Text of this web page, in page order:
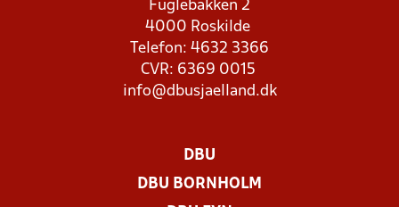
Fuglebakken 2
4000 Roskilde
Telefon: 4632 3366
CVR: 6369 0015
info@dbusjaelland.dk
DBU
DBU BORNHOLM